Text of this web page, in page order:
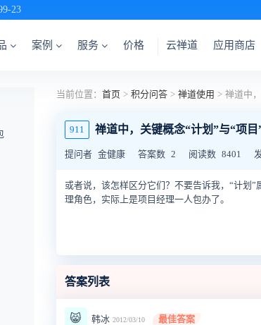
23
案例 服务 价格 云禅道 应用商店
当前位置： 首页 > 积分问答 > 禅道使用 >
911 禅道中，关键概念“计划”与“项目
提问者 金健康 答案数 2 阅读数 8401
或者说，该怎样区分它们？不要告诉我，“计划
理角色，实际上是项目经理一人包办了。
答案列表
😸 韩冰 2012/03/10 最佳答案